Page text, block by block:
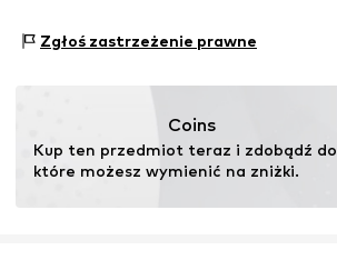
Zamek błyskawiczny
Podszewka i brandzel: Mikropoliester
Zgłoś zastrzeżenie prawne
Coins
Kup ten przedmiot teraz i zdobądź do
które możesz wymienić na zniżki.